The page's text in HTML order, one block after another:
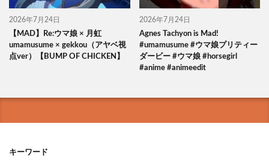
2026年7月24日
【MAD】Re:ウマ娘 × 月虹
umamusume × gekkou（アヤベ視
点ver）【BUMP OF CHICKEN】
2026年7月24日
Agnes Tachyon is Mad!
#umamusume #ウマ娘プリティー
ダービー #ウマ娘 #horsegirl
#anime #animeedit
キーワード